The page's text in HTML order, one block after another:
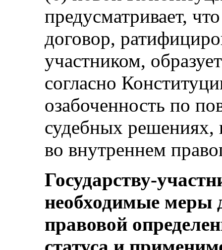
предусматривает,
договор,
участником,
согласно
озабоченность по
судебных решениях,
во внутреннем
Государству-
необходимые меры
правовой